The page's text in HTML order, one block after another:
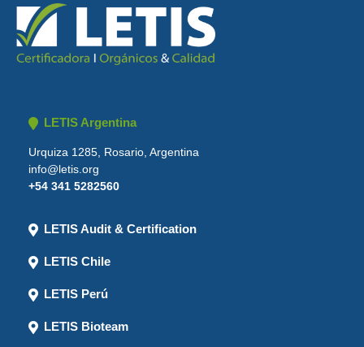
LETIS Argentina
Urquiza 1285, Rosario, Argentina
info@letis.org
+54 341 5282560
LETIS Audit & Certification
LETIS Chile
LETIS Perú
LETIS Bioteam